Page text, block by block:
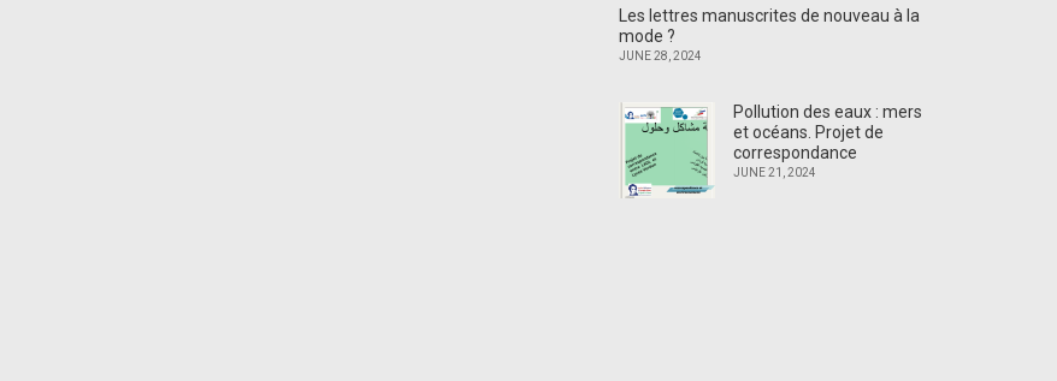
Les lettres manuscrites de nouveau à la
mode ?
JUNE 28, 2024
Pollution des eaux : mers
et océans. Projet de
correspondance
JUNE 21, 2024